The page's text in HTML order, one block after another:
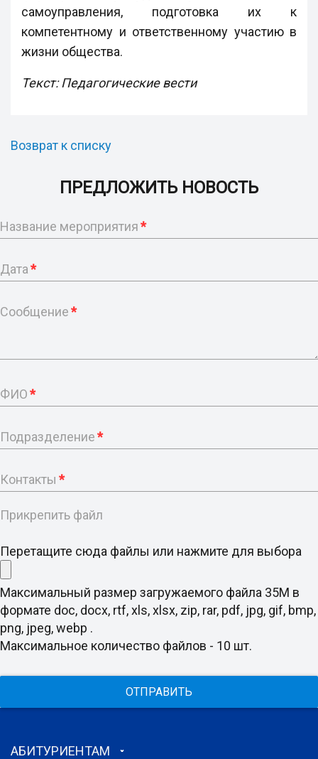
самоуправления, подготовка их к
компетентному и ответственному участию в
жизни общества.
Текст: Педагогические вести
Возврат к списку
ПРЕДЛОЖИТЬ НОВОСТЬ
Название мероприятия*
Дата*
Сообщение*
ФИО*
Подразделение*
Контакты *
Прикрепить файл
Перетащите сюда файлы или нажмите для выбора
Максимальный размер загружаемого файла 35M в
формате doc, docx, rtf, xls, xlsx, zip, rar, pdf, jpg, gif, bmp,
png, jpeg, webp .
Максимальное количество файлов - 10 шт.
ОТПРАВИТЬ
АБИТУРИЕНТАМ